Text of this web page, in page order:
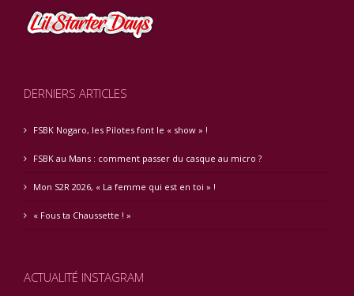
DERNIERS ARTICLES
FSBK Nogaro, les Pilotes font le « show » !
FSBK au Mans : comment passer du casque au micro ?
Mon S2R 2026, « La femme qui est en toi » !
« Fous ta Chaussette ! »
ACTUALITÉ INSTAGRAM